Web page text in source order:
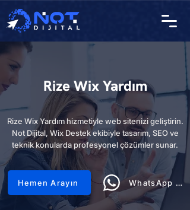
Rize Wix Yardım
Rize Wix Yardım hizmetiyle web sitenizi geliştirin.
Not Dijital, Wix Destek ekibiyle tasarım, SEO ve
teknik konularda profesyonel çözümler sunar.
Hemen Arayın WhatsApp Hattı